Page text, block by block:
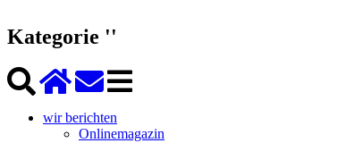
Kategorie ''
wir berichten
Onlinemagazin